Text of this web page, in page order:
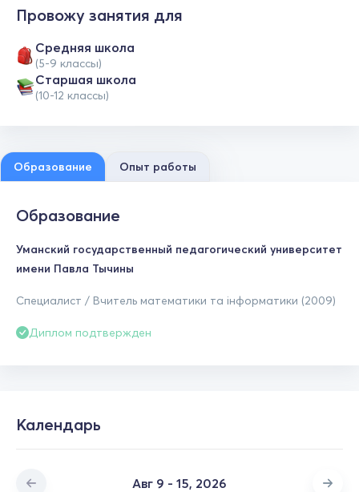
Провожу занятия для
Средняя школа
(5-9 классы)
Cтаршая школа
(10-12 классы)
Образование Опыт работы
Образование
Уманский государственный педагогический университет
имени Павла Тычины
Специалист / Вчитель математики та інформатики (2009)
Диплом подтвержден
Календарь
Авг 9 - 15, 2026